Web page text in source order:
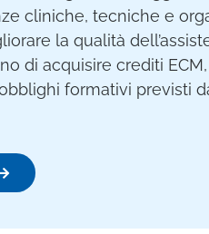
cliniche, tecniche e
la qualità
di acquisire crediti
formativi previsti